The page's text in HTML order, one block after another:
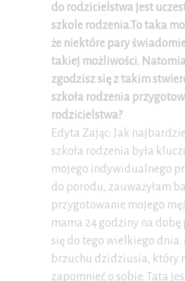
do rodzicielstwa jest
szkole rodzenia.To taka
że niektóre pary
takiej możliwości.
zgodzisz się z takim
szkoła rodzenia
rodzicielstwa?
Edyta Zając: Jak
szkoła rodzenia była
mojego indywidualnego
do porodu, zauważyłam
przygotowanie mojego
mama 24 godziny na
się do tego wielkiego dnia.
brzuchu dzidziusia, który
zapomnieć o sobie. Tata